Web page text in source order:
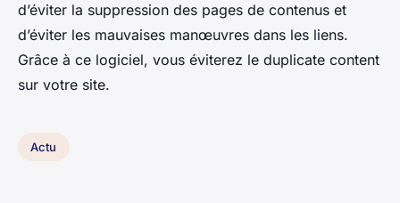
d’éviter la suppression des pages de contenus et
d’éviter les mauvaises manœuvres dans les liens.
Grâce à ce logiciel, vous éviterez le duplicate content
sur votre site.
Actu